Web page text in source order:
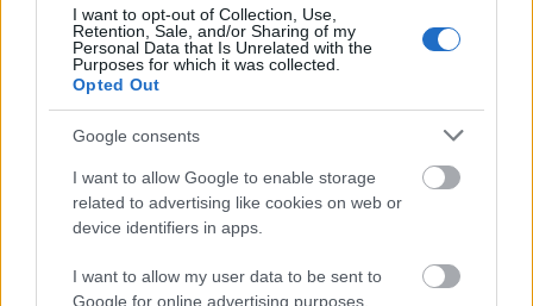
I want to opt-out of Collection, Use,
Retention, Sale, and/or Sharing of my
Personal Data that Is Unrelated with the
Purposes for which it was collected.
Opted Out
Google consents
I want to allow Google to enable storage
related to advertising like cookies on web or
device identifiers in apps.
I want to allow my user data to be sent to
Google for online advertising purposes.